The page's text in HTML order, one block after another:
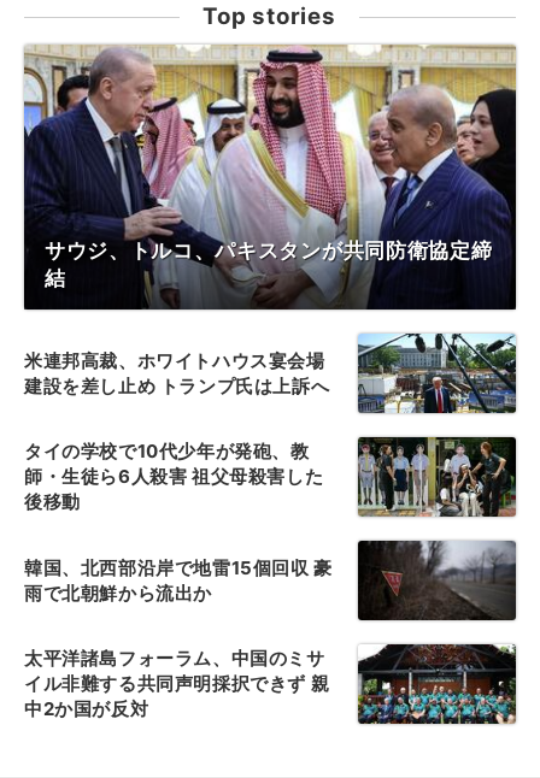
Top stories
サウジ、トルコ、パキスタンが共同防衛協定締
結
米連邦高裁、ホワイトハウス宴会場
建設を差し止め トランプ氏は上訴へ
タイの学校で10代少年が発砲、教
師・生徒ら6人殺害 祖父母殺害した
後移動
韓国、北西部沿岸で地雷15個回収 豪
雨で北朝鮮から流出か
太平洋諸島フォーラム、中国のミサ
イル非難する共同声明採択できず 親
中2か国が反対